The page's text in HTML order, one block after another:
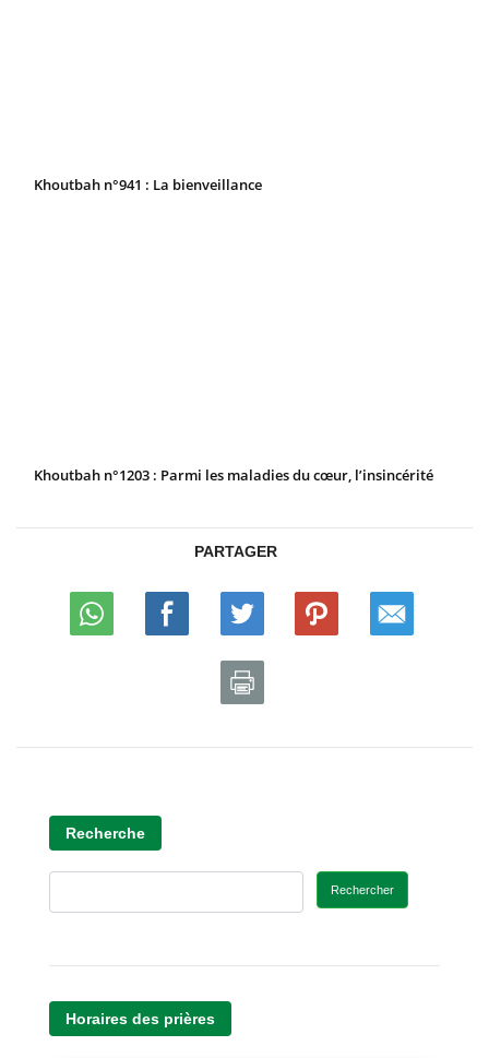
Khoutbah n°941 : La bienveillance
Khoutbah n°1203 : Parmi les maladies du cœur, l’insincérité
PARTAGER
Recherche
Rechercher
Horaires des prières